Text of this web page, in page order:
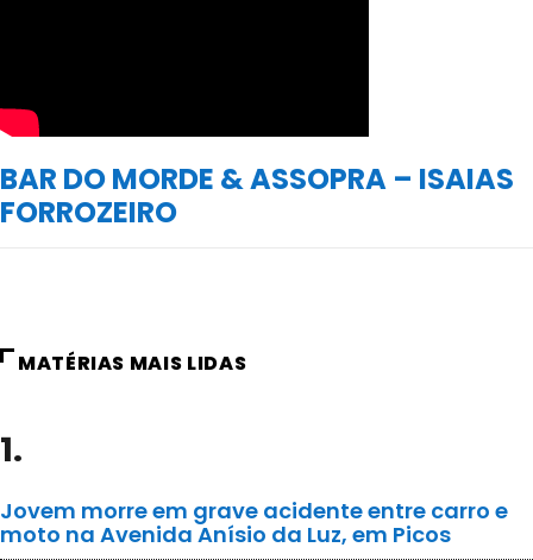
BAR DO MORDE & ASSOPRA – ISAIAS
FORROZEIRO
MATÉRIAS MAIS LIDAS
1.
Jovem morre em grave acidente entre carro e
moto na Avenida Anísio da Luz, em Picos